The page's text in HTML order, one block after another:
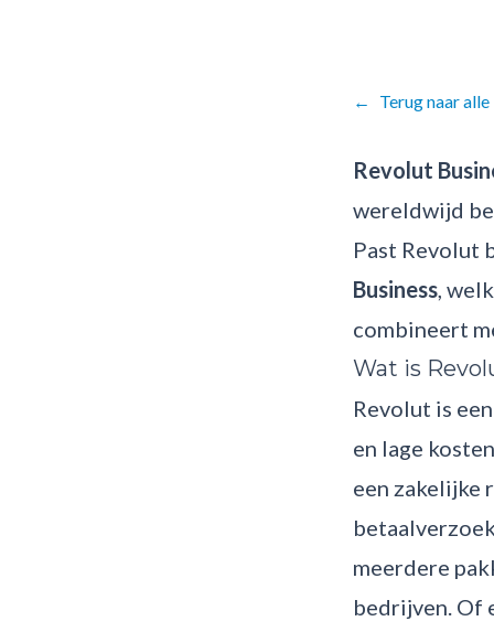
← Terug naar
Revolut
wereldwijd
Past Revolut
Business,
combineert
Wat is
Revolut is
en lage
een zakelijke
meerdere
bedrijven. Of